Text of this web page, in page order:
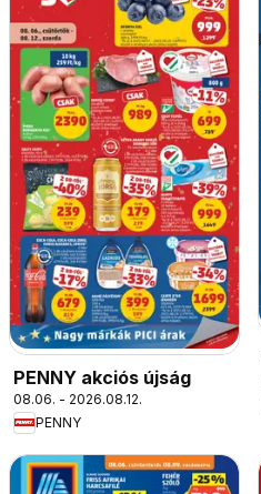
PENNY akciós újság
08.06. - 2026.08.12.
PENNY